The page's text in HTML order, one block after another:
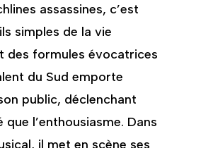
assassines, c’est
simples de la vie
des formules évocatrices
du Sud emporte
public, déclenchant
que l’enthousiasme. Dans
il met en scène ses